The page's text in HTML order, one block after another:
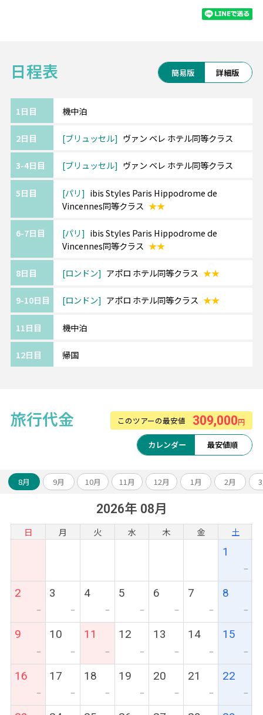
王の家、楽器博物館、ラーケン王宮、王立中
央アフリカ博物館など見所満載。
《パリ/Paris》━━・・
多彩な魅力を持つ街で、世界中から人々が集
凱旋門、エッフェル塔、ルーブル美術館やオ
グルメ、ショッピングもかかせません。
《ロンドン/London》━━・・
最先端のファッション、ミュージックやアー
ト、それに伝統や歴史。
芸術と文化の宝庫と言われる刺激的な街をお
楽しみください。
【エミレーツ航空】
ます。
充実の機内エンターテインメントをお楽しみ
日程表 簡易版 詳細版
1日目 機中泊
2日目 ブリュッセル ヴァン ベレ ホテル同等クラス
3-4日目 ブリュッセル ヴァン ベレ ホテル同等クラス
5日目 パリ
ibis Styles Paris Hippodrome de
Vincennes同等クラス ★★
6-7日目 パリ
ibis Styles Paris Hippodrome de
Vincennes同等クラス ★★
8日目 ロンドン アポロ ホテル同等クラス ★★
9-10日目 ロンドン アポロ ホテル同等クラス ★★
11日目 機中泊
12日目 帰国
旅行代金 このツアーの最安値 309,000円
カレンダー 最安値順
8月 9月 10月 11月 12月 1月 2月
2026年 08月
日 月 火 水 木 金 土
1
ー
2
ー
3
ー
4
ー
5
ー
6
ー
7
ー
8
ー
9
ー
10
ー
11
ー
12
ー
13
ー
14
ー
15
ー
16
ー
17
ー
18
ー
19
ー
20
ー
21
ー
22
ー